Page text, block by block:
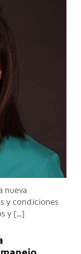
nueva
y condiciones
y […]